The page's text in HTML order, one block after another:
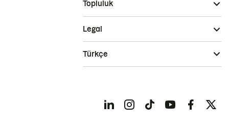
Topluluk
Legal
Türkçe